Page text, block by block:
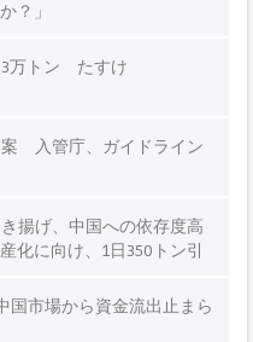
？」
万トン たすけ
案 入管庁、ガイドライン
揚げ、中国への依存度高
化に向け、1日350トン引
国市場から資金流出止まら